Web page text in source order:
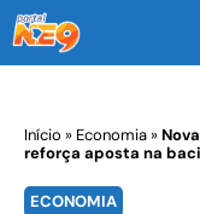
Início » Economia»
reforça aposta na
ECONOMIA